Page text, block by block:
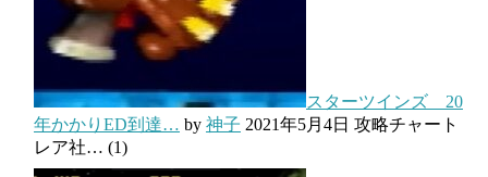
スターツインズ 20
年かかりED到達… by 神子 2021年5月4日 攻略チャート
レア社… (1)